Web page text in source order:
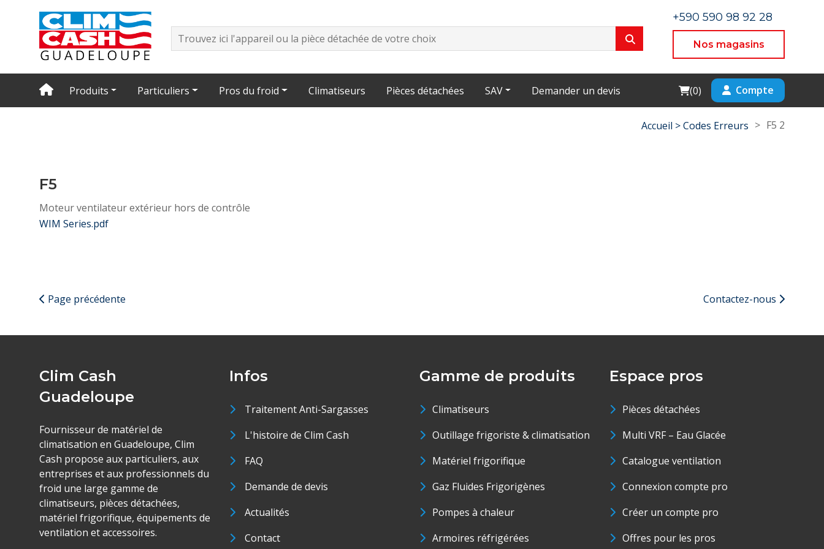
+590 590 98 92 28
Nos magasins
Produits Particuliers Pros du froid Climatiseurs Pièces détachées SAV Demander un devis Cart
(0) Compte
Accueil >Codes Erreurs > F5 2
F5
Moteur ventilateur extérieur hors de contrôle
WIM Series.pdf
Page précédente Contactez-nous
Clim Cash
Guadeloupe
Fournisseur de matériel de
climatisation en Guadeloupe, Clim
Cash propose aux particuliers, aux
entreprises et aux professionnels du
froid une large gamme de
climatiseurs, pièces détachées,
matériel frigorifique, équipements de
ventilation et accessoires.
Infos
Traitement Anti-Sargasses
L'histoire de Clim Cash
FAQ
Demande de devis
Actualités
Contact
Gamme de produits
Climatiseurs
Outillage frigoriste & climatisation
Matériel frigorifique
Gaz Fluides Frigorigènes
Pompes à chaleur
Armoires réfrigérées
Espace pros
Pièces détachées
Multi VRF – Eau Glacée
Catalogue ventilation
Connexion compte pro
Créer un compte pro
Offres pour les pros